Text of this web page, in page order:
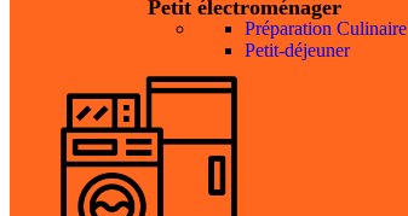
Petit électroménager
Préparation Culinaire
Petit-déjeuner